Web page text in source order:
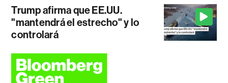
Trump afirma que EE.UU.
"mantendrá el estrecho" y lo
controlará